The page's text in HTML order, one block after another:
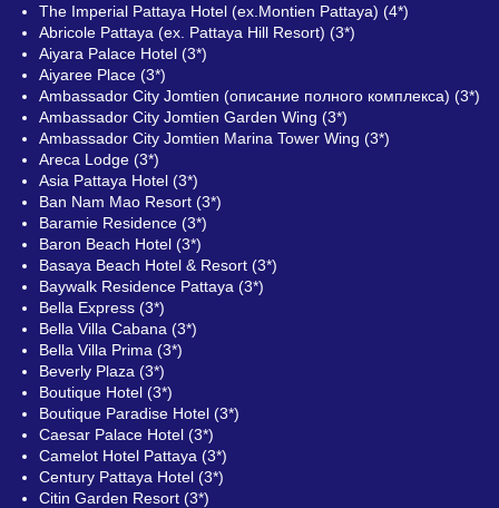
The Imperial Pattaya Hotel (ex.Montien Pattaya) (4*)
Abricole Pattaya (ex. Pattaya Hill Resort) (3*)
Aiyara Palace Hotel (3*)
Aiyaree Place (3*)
Ambassador City Jomtien (описание полного комплекса) (3*)
Ambassador City Jomtien Garden Wing (3*)
Ambassador City Jomtien Marina Tower Wing (3*)
Areca Lodge (3*)
Asia Pattaya Hotel (3*)
Ban Nam Mao Resort (3*)
Baramie Residence (3*)
Baron Beach Hotel (3*)
Basaya Beach Hotel & Resort (3*)
Baywalk Residence Pattaya (3*)
Bella Express (3*)
Bella Villa Cabana (3*)
Bella Villa Prima (3*)
Beverly Plaza (3*)
Boutique Hotel (3*)
Boutique Paradise Hotel (3*)
Caesar Palace Hotel (3*)
Camelot Hotel Pattaya (3*)
Century Pattaya Hotel (3*)
Citin Garden Resort (3*)